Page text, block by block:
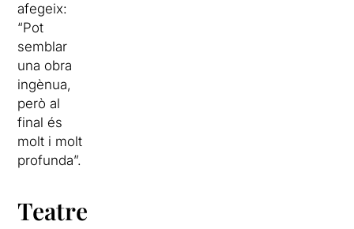
afegeix:
“Pot
semblar
una obra
ingènua,
però al
final és
molt i molt
profunda”.
Teatre